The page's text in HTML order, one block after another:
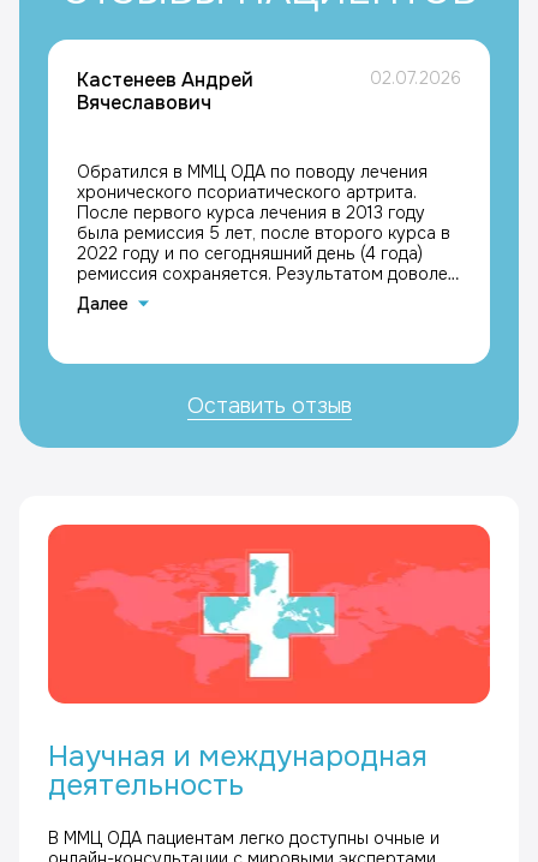
Кастенеев Андрей
Вячеславович
02.07.2026
Обратился в ММЦ ОДА по поводу лечения
хронического псориатического артрита.
После первого курса лечения в 2013 году
была ремиссия 5 лет, после второго курса в
2022 году и по сегодняшний день (4 года)
ремиссия сохраняется. Результатом доволен,
с благодарностью к лечащим врачам
Каримовой Галине Мазгаровне и Кравчику
Далее
Оставить отзыв
Научная и международная
деятельность
В ММЦ ОДА пациентам легко доступны очные и